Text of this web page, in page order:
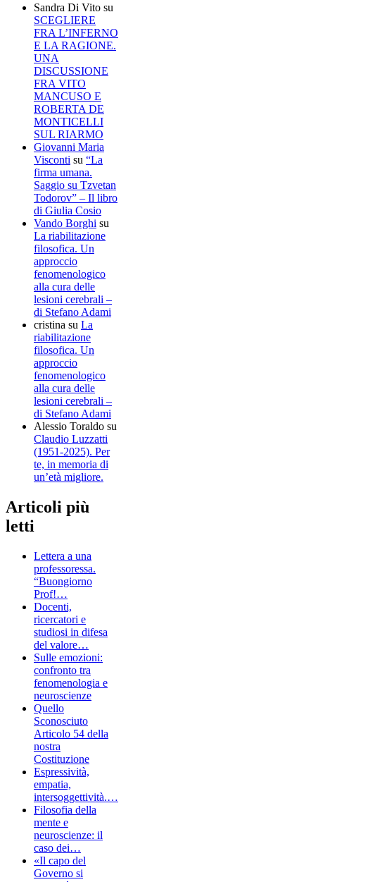
Sandra Di Vito su
SCEGLIERE
FRA L’INFERNO
E LA RAGIONE.
UNA
DISCUSSIONE
FRA VITO
MANCUSO E
ROBERTA DE
MONTICELLI
SUL RIARMO
Giovanni Maria
Visconti su “La
firma umana.
Saggio su Tzvetan
Todorov” – Il libro
di Giulia Cosio
Vando Borghi su
La riabilitazione
filosofica. Un
approccio
fenomenologico
alla cura delle
lesioni cerebrali –
di Stefano Adami
cristina su La
riabilitazione
filosofica. Un
approccio
fenomenologico
alla cura delle
lesioni cerebrali –
di Stefano Adami
Alessio Toraldo su
Claudio Luzzatti
(1951-2025). Per
te, in memoria di
un’età migliore.
Articoli più
letti
Lettera a una
professoressa.
“Buongiorno
Prof!…
Docenti,
ricercatori e
studiosi in difesa
del valore…
Sulle emozioni:
confronto tra
fenomenologia e
neuroscienze
Quello
Sconosciuto
Articolo 54 della
nostra
Costituzione
Espressività,
empatia,
intersoggettività.…
Filosofia della
mente e
neuroscienze: il
caso dei…
«Il capo del
Governo si